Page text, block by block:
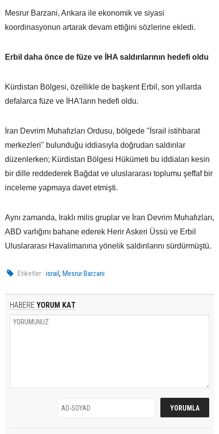
Mesrur Barzani, Ankara ile ekonomik ve siyasi
koordinasyonun artarak devam ettiğini sözlerine ekledi.
Erbil daha önce de füze ve İHA saldırılarının hedefi oldu
Kürdistan Bölgesi, özellikle de başkent Erbil, son yıllarda
defalarca füze ve İHA'ların hedefi oldu.
İran Devrim Muhafızları Ordusu, bölgede "İsrail istihbarat
merkezleri" bulunduğu iddiasıyla doğrudan saldırılar
düzenlerken; Kürdistan Bölgesi Hükümeti bu iddiaları kesin
bir dille reddederek Bağdat ve uluslararası toplumu şeffaf bir
inceleme yapmaya davet etmişti.
Aynı zamanda, Iraklı milis gruplar ve İran Devrim Muhafızları,
ABD varlığını bahane ederek Herir Askeri Üssü ve Erbil
Uluslararası Havalimanına yönelik saldırılarını sürdürmüştü.
Etiketler : israil,Mesrur Barzani
HABERE YORUM KAT